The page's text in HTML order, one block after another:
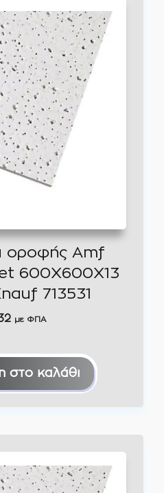
οροφής Amf
600Χ600Χ13
713531
με ΦΠΑ
στο καλάθι